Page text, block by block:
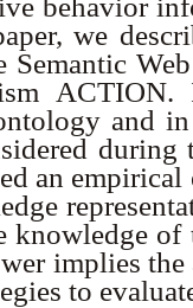
we
Semantic
ACTION.
and
an
knowledge of
implies
to